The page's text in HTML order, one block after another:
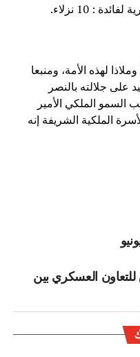
: 10 نزلاء.
لهذه الأمة، ومنبعا
على جلالته بالنصر
السمو الملكي الأمير
الملكية الشريفة إنه
العسكري بين